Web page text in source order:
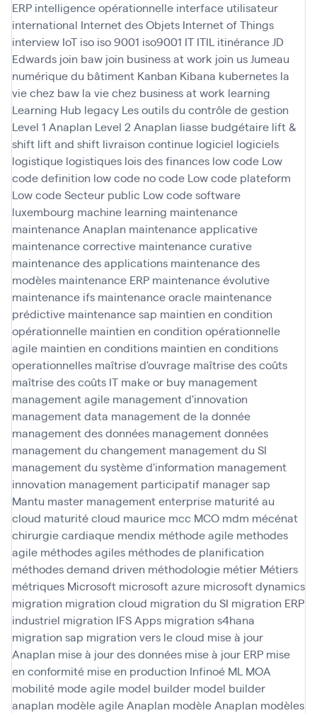
ERP intelligence opérationnelle interface utilisateur
international Internet des Objets Internet of Things
interview IoT iso iso 9001 iso9001 IT ITIL itinérance JD
Edwards join baw join business at work join us Jumeau
numérique du bâtiment Kanban Kibana kubernetes la
vie chez baw la vie chez business at work learning
Learning Hub legacy Les outils du contrôle de gestion
Level 1 Anaplan Level 2 Anaplan liasse budgétaire lift &
shift lift and shift livraison continue logiciel logiciels
logistique logistiques lois des finances low code Low
code definition low code no code Low code plateform
Low code Secteur public Low code software
luxembourg machine learning maintenance
maintenance Anaplan maintenance applicative
maintenance corrective maintenance curative
maintenance des applications maintenance des
modèles maintenance ERP maintenance évolutive
maintenance ifs maintenance oracle maintenance
prédictive maintenance sap maintien en condition
opérationnelle maintien en condition opérationnelle
agile maintien en conditions maintien en conditions
operationnelles maîtrise d'ouvrage maîtrise des coûts
maîtrise des coûts IT make or buy management
management agile management d'innovation
management data management de la donnée
management des données management données
management du changement management du SI
management du système d'information management
innovation management participatif manager sap
Mantu master management enterprise maturité au
cloud maturité cloud maurice mcc MCO mdm mécénat
chirurgie cardiaque mendix méthode agile methodes
agile méthodes agiles méthodes de planification
méthodes demand driven méthodologie métier Métiers
métriques Microsoft microsoft azure microsoft dynamics
migration migration cloud migration du SI migration ERP
industriel migration IFS Apps migration s4hana
migration sap migration vers le cloud mise à jour
Anaplan mise à jour des données mise à jour ERP mise
en conformité mise en production Infinoé ML MOA
mobilité mode agile model builder model builder
anaplan modèle agile Anaplan modèle Anaplan modèles